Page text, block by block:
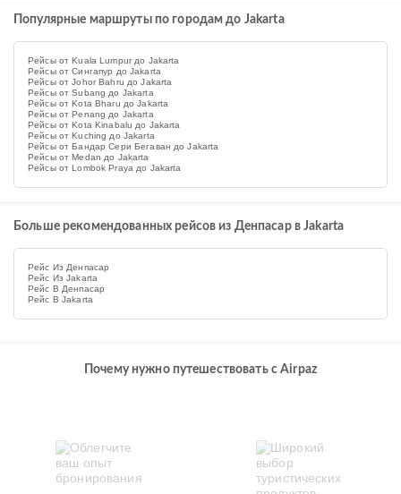
Популярные маршруты по городам до Jakarta
Рейсы от Kuala Lumpur до Jakarta
Рейсы от Сингапур до Jakarta
Рейсы от Johor Bahru до Jakarta
Рейсы от Subang до Jakarta
Рейсы от Kota Bharu до Jakarta
Рейсы от Penang до Jakarta
Рейсы от Kota Kinabalu до Jakarta
Рейсы от Kuching до Jakarta
Рейсы от Бандар Сери Бегаван до Jakarta
Рейсы от Medan до Jakarta
Рейсы от Lombok Praya до Jakarta
Больше рекомендованных рейсов из Денпасар в Jakarta
Рейс Из Денпасар
Рейс Из Jakarta
Рейс В Денпасар
Рейс В Jakarta
Почему нужно путешествовать с Airpaz